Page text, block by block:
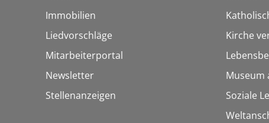
Immobilien
Liedvorschläge
Mitarbeiterportal
Newsletter
Stellenanzeigen
Kirche
Museum
Soziale